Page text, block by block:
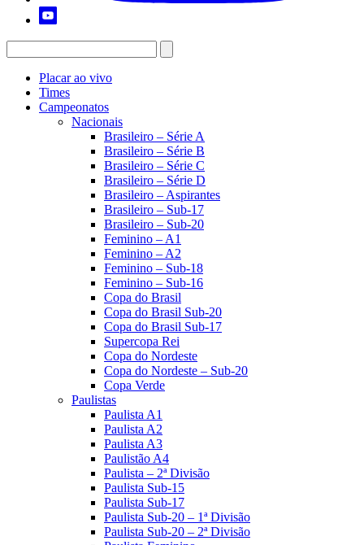
Placar ao vivo
Times
Campeonatos
Nacionais
Brasileiro – Série A
Brasileiro – Série B
Brasileiro – Série C
Brasileiro – Série D
Brasileiro – Aspirantes
Brasileiro – Sub-17
Brasileiro – Sub-20
Feminino – A1
Feminino – A2
Feminino – Sub-18
Feminino – Sub-16
Copa do Brasil
Copa do Brasil Sub-20
Copa do Brasil Sub-17
Supercopa Rei
Copa do Nordeste
Copa do Nordeste – Sub-20
Copa Verde
Paulistas
Paulista A1
Paulista A2
Paulista A3
Paulistão A4
Paulista – 2ª Divisão
Paulista Sub-15
Paulista Sub-17
Paulista Sub-20 – 1ª Divisão
Paulista Sub-20 – 2ª Divisão